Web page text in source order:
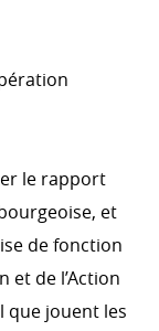
en
ET SES
le rapport
et
de fonction
et de l’Action
que jouent les